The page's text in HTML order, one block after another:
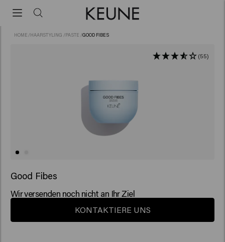
HOME /HAARSTYLING /PASTE /GOOD FIBES
(55)
Good Fibes
Wir versenden noch nicht an Ihr Ziel
KONTAKTIERE UNS